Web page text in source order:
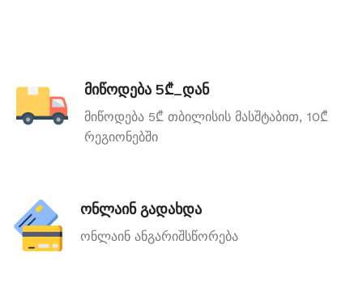
მიწოდება 5₾_დან
მიწოდება 5₾ თბილისის მასშტაბით, 10₾
რეგიონებში
ონლაინ გადახდა
ონლაინ ანგარიშსწორება